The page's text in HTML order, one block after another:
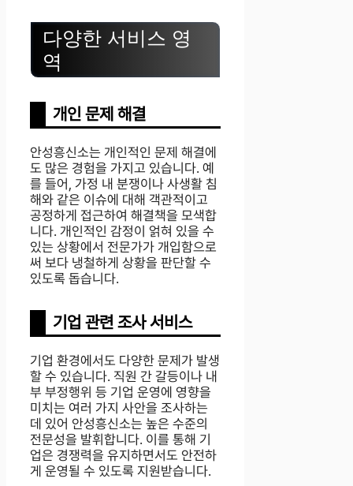
다양한 서비스 영
역
개인 문제 해결
안성흥신소는 개인적인 문제 해결에
도 많은 경험을 가지고 있습니다. 예
를 들어, 가정 내 분쟁이나 사생활 침
해와 같은 이슈에 대해 객관적이고
공정하게 접근하여 해결책을 모색합
니다. 개인적인 감정이 얽혀 있을 수
있는 상황에서 전문가가 개입함으로
써 보다 냉철하게 상황을 판단할 수
있도록 돕습니다.
기업 관련 조사 서비스
기업 환경에서도 다양한 문제가 발생
할 수 있습니다. 직원 간 갈등이나 내
부 부정행위 등 기업 운영에 영향을
미치는 여러 가지 사안을 조사하는
데 있어 안성흥신소는 높은 수준의
전문성을 발휘합니다. 이를 통해 기
업은 경쟁력을 유지하면서도 안전하
게 운영될 수 있도록 지원받습니다.